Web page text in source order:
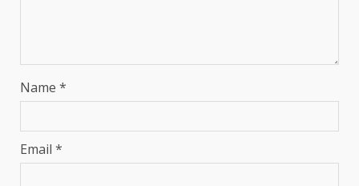
Name *
Email *